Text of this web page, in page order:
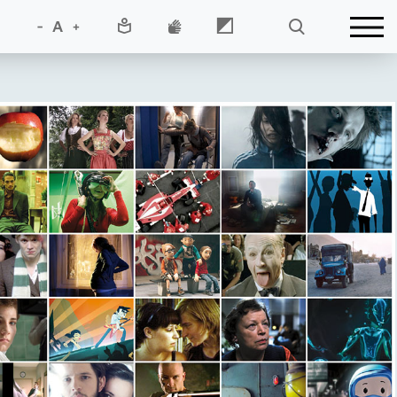
- A +